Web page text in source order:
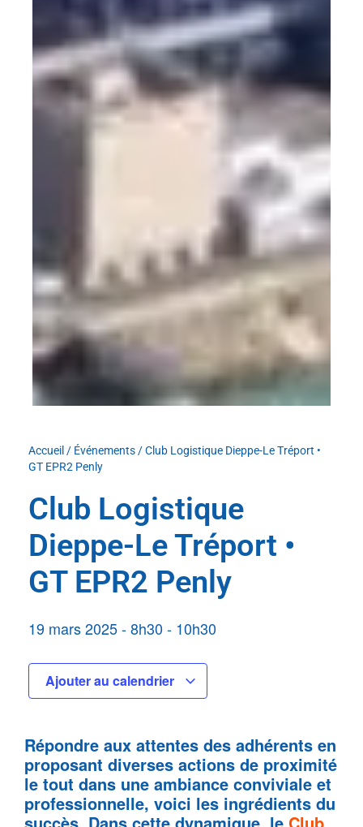
Accueil / Événements /Club Logistique Dieppe-Le Tréport •
GT EPR2 Penly
Club Logistique
Dieppe-Le Tréport •
GT EPR2 Penly
19 mars 2025-8h30- 10h30
Ajouter au calendrier
Répondre aux attentes des adhérents en
proposant diverses actions de proximité
le tout dans une ambiance conviviale et
professionnelle, voici les ingrédients du